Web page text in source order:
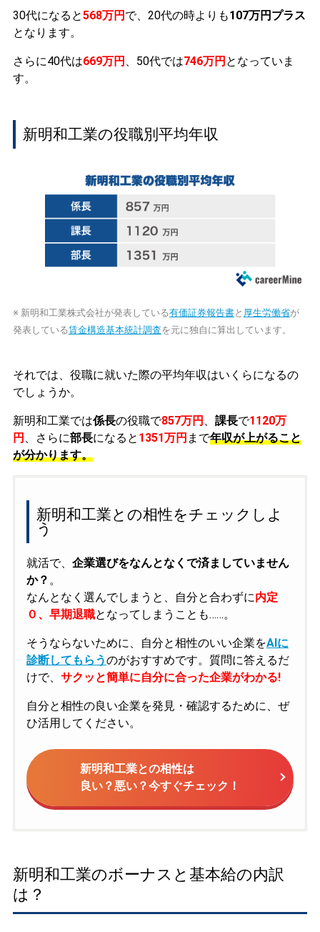
30代になると568万円 で、20代の時よりも107万円プラス
となります。
さらに40代は669万円 、50代では746万円 となっていま
す。
新明和工業の役職別平均年収
※ 新明和工業株式会社が発表している有価証券報告書と 厚生労働省が
発表している賃金構造基本統計調査を元に独自に算出しています。
それでは、役職に就いた際の平均年収はいくらになるの
でしょうか。
新明和工業では係長の役職で857万円 課長で1120万
円
、さらに部長になると 1351万円 まで年収が上がること
が分かります。
新明和工業との相性をチェックしよ
う
就活で、 企業選びをなんとなくで済ましていません
か？ 。
なんとなく選んでしまうと、自分と合わずに内定
０、早期退職となってしまうことも……。
そうならないために、自分と相性のいい企業をAIに
診断してもらうのがおすすめです。質問に答えるだ
けで、 サクッと簡単に自分に合った企業がわかる!
自分と相性の良い企業を発見・確認するために、ぜ
ひ活用してください。
新明和工業との相性は
良い？悪い？今すぐチェック！
新明和工業のボーナスと基本給の内訳
は？